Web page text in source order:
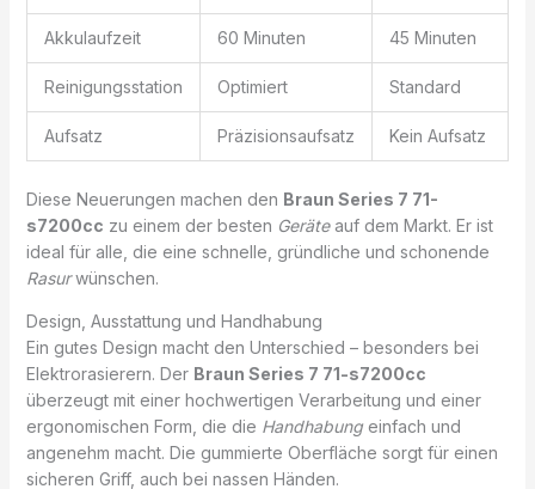
Akkulaufzeit 60 Minuten 45 Minuten
Reinigungsstation Optimiert Standard
Aufsatz Präzisionsaufsatz Kein Aufsatz
Diese Neuerungen machen den Braun Series 7 71-
s7200cc zu einem der besten Geräteauf dem Markt. Er ist
ideal für alle, die eine schnelle, gründliche und schonende
Rasurwünschen.
Design, Ausstattung und Handhabung
Ein gutes Design macht den Unterschied – besonders bei
Elektrorasierern. Der Braun Series 7 71-s7200cc
überzeugt mit einer hochwertigen Verarbeitung und einer
ergonomischen Form, die die Handhabungeinfach und
angenehm macht. Die gummierte Oberfläche sorgt für einen
sicheren Griff, auch bei nassen Händen.